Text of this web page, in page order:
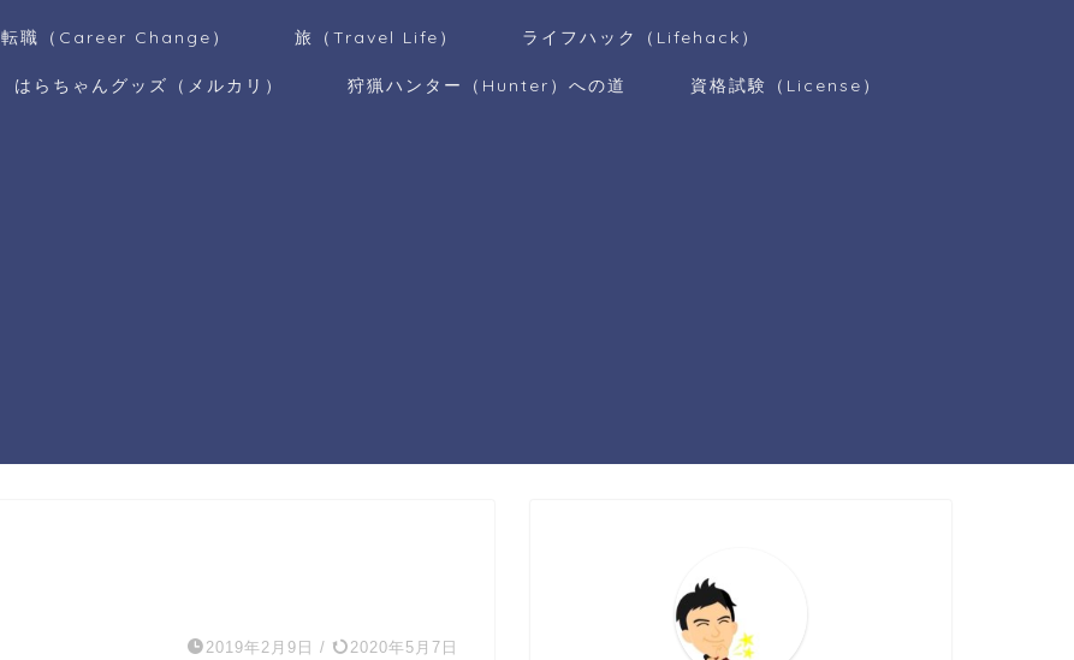
転職（Career Change） 旅（Travel Life） ライフハック（Lifehack）
はらちゃんグッズ（メルカリ） 狩猟ハンター（Hunter）への道 資格試験（License）
2019年2月9日 / 2020年5月7日